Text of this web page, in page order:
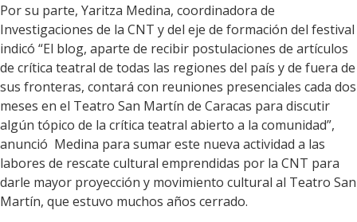
Por su parte, Yaritza Medina, coordinadora de
Investigaciones de la CNT y del eje de formación del festival
indicó “El blog, aparte de recibir postulaciones de artículos
de crítica teatral de todas las regiones del país y de fuera de
sus fronteras, contará con reuniones presenciales cada dos
meses en el Teatro San Martín de Caracas para discutir
algún tópico de la crítica teatral abierto a la comunidad”,
anunció Medina para sumar este nueva actividad a las
labores de rescate cultural emprendidas por la CNT para
darle mayor proyección y movimiento cultural al Teatro San
Martín, que estuvo muchos años cerrado.